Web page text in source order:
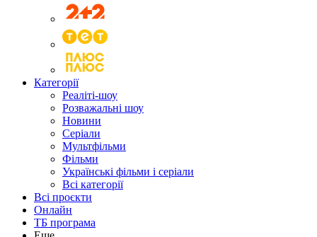
Категорії
Реаліті-шоу
Розважальні шоу
Новини
Серіали
Мультфільми
Фільми
Українські фільми і серіали
Всі категорії
Всі проєкти
Онлайн
ТБ програма